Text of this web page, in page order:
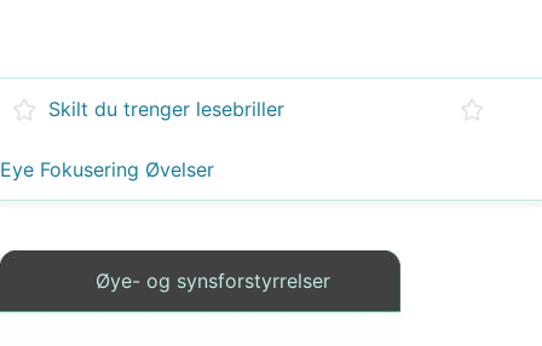
Skilt du trenger lesebriller
Eye Fokusering Øvelser
Øye- og synsforstyrrelser